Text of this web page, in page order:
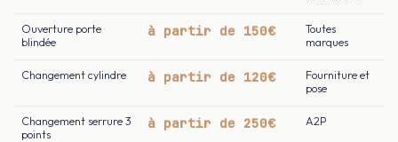
Ouverture porte
blindée
à partir de 150€
Toutes
marques
Changement cylindre à partir de 120€
Fourniture et
pose
Changement serrure 3
points
à partir de 250€ A2P